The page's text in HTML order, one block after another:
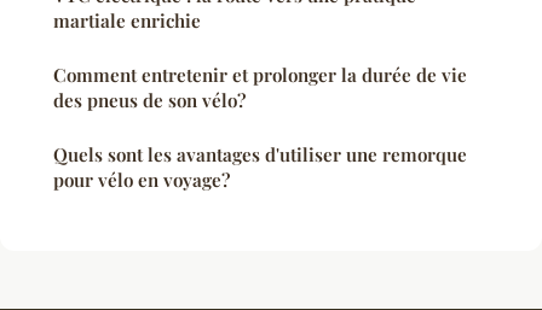
martiale enrichie
Comment entretenir et prolonger la durée de vie
des pneus de son vélo?
Quels sont les avantages d'utiliser une remorque
pour vélo en voyage?